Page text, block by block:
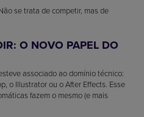
se trata de competir, mas de
O NOVO PAPEL DO
associado ao domínio técnico:
o Illustrator ou o After Effects. Esse
fazem o mesmo (e mais